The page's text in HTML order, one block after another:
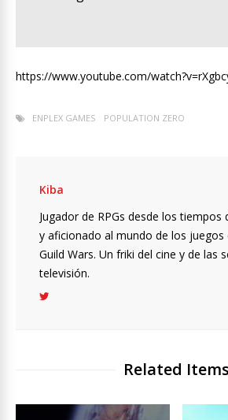
https://www.youtube.com/
ENPLEX GAMES POPULATION ZERO
Kiba
Jugador de RPGs desde los
y aficionado al mundo de los juegos
Guild Wars. Un friki del cine y de las
televisión.
Related Items